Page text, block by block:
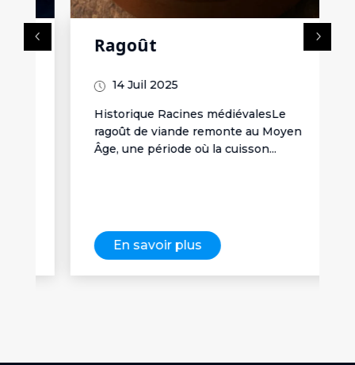
Ragoût
14 Juil 2025
Historique Racines médiévalesLe
ragoût de viande remonte au Moyen
Âge, une période où la cuisson...
En savoir plus